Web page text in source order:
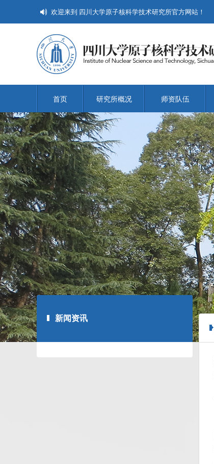
欢迎来到 四川大学原子核科学技术研究所官方网站！
首页 研究所概况 师资队伍
新闻资讯